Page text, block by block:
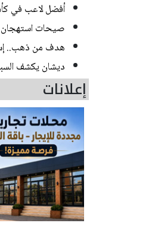
أفضل لاعب في
صيحات استهجان
هدف من ذهب..
ديشان يكشف السبب
إعلانات